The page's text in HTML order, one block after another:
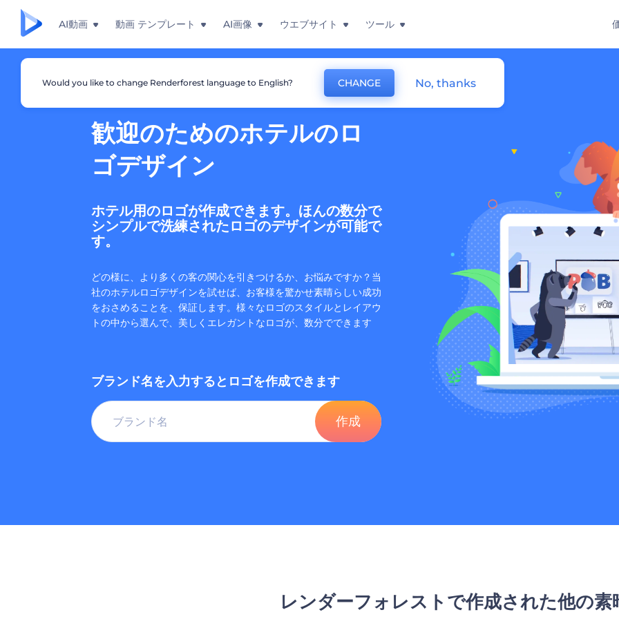
AI動画 動画 テンプレート AI画像 ウエブサイト ツール
歓迎のためのホテルのロ
ゴデザイン
ホテル用のロゴが作成できます。ほんの数分で
シンプルで洗練されたロゴのデザインが可能で
す。
どの様に、より多くの客の関心を引きつけるか、お悩みですか？当
社のホテルロゴデザインを試せば、お客様を驚かせ素晴らしい成功
をおさめることを、保証します。様々なロゴのスタイルとレイアウ
トの中から選んで、美しくエレガントなロゴが、数分でできます
ブランド名を入力するとロゴを作成できます
作成
レンダーフォレストで作成された他の素
Would you like to change Renderforest language to English? CHANGE No, thanks